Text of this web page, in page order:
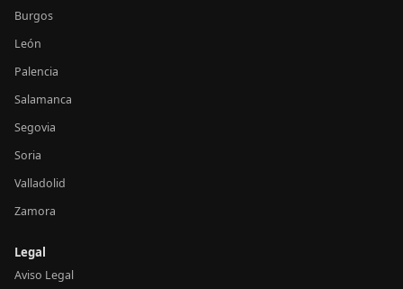
Burgos
León
Palencia
Salamanca
Segovia
Soria
Valladolid
Zamora
Legal
Aviso Legal